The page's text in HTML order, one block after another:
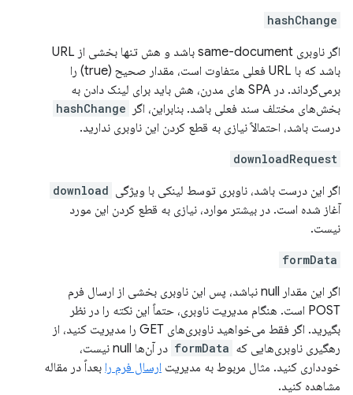
hashChange
اگر ناوبری same-document باشد و هش تنها بخشی از URL
باشد که با URL فعلی متفاوت است، مقدار صحیح (true) را
برمی‌گرداند. در SPA های مدرن، هش باید برای لینک دادن به
بخش‌های مختلف سند فعلی باشد. بنابراین، اگر
hashChange
درست باشد، احتمالاً نیازی به قطع کردن این ناوبری ندارید.
downloadRequest
اگر این درست باشد، ناوبری توسط لینکی با ویژگی download
آغاز شده است. در بیشتر موارد، نیازی به قطع کردن این مورد
نیست.
formData
اگر این مقدار null نباشد، پس این ناوبری بخشی از ارسال فرم
POST است. هنگام مدیریت ناوبری، حتماً این نکته را در نظر
بگیرید. اگر فقط می‌خواهید ناوبری‌های GET را مدیریت کنید، از
رهگیری ناوبری‌هایی که formData
در آن‌ها null نیست،
خودداری کنید. مثال مربوط به مدیریت ارسال فرم را بعداً در مقاله
مشاهده کنید.